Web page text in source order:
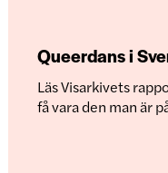
Queerdans i
Läs Visarkivets
få vara den man är